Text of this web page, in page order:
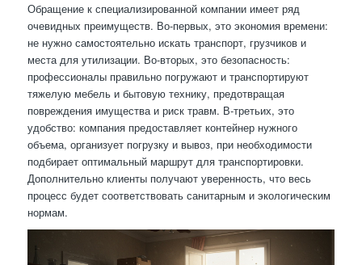
Обращение к специализированной компании имеет ряд
очевидных преимуществ. Во-первых, это экономия времени:
не нужно самостоятельно искать транспорт, грузчиков и
места для утилизации. Во-вторых, это безопасность:
профессионалы правильно погружают и транспортируют
тяжелую мебель и бытовую технику, предотвращая
повреждения имущества и риск травм. В-третьих, это
удобство: компания предоставляет контейнер нужного
объема, организует погрузку и вывоз, при необходимости
подбирает оптимальный маршрут для транспортировки.
Дополнительно клиенты получают уверенность, что весь
процесс будет соответствовать санитарным и экологическим
нормам.